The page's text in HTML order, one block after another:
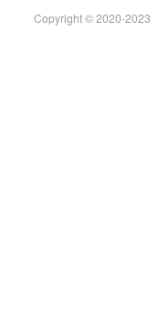
Copyright © 2020-2023